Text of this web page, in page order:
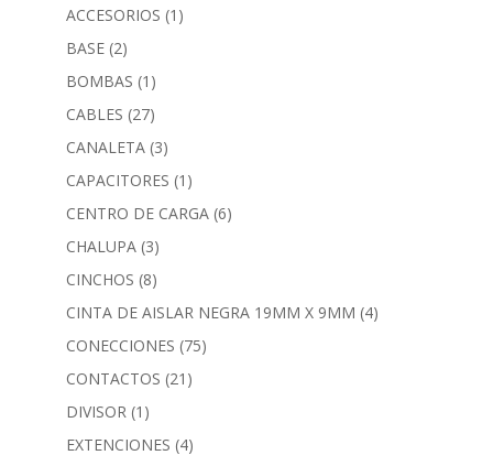
ACCESORIOS (1)
BASE (2)
BOMBAS (1)
CABLES (27)
CANALETA (3)
CAPACITORES (1)
CENTRO DE CARGA (6)
CHALUPA (3)
CINCHOS (8)
CINTA DE AISLAR NEGRA 19MM X 9MM (4)
CONECCIONES (75)
CONTACTOS (21)
DIVISOR (1)
EXTENCIONES (4)